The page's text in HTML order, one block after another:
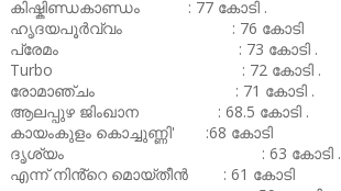
കിഷ്കിണ്ഡകാണ്ഡം : 77 കോടി .
ഹൃദയപൂർവ്വം : 76 കോടി
പ്രേമം : 73 കോടി .
Turbo : 72 കോടി .
രോമാഞ്ചം : 71 കോടി .
ആലപ്പുഴ ജിംഖാന : 68.5 കോടി .
കായംകുളം കൊച്ചുണ്ണി' :68 കോടി
ദൃശ്യം : 63 കോടി .
എന്ന് നിൻ്റെ മൊയ്തീൻ : 61 കോടി